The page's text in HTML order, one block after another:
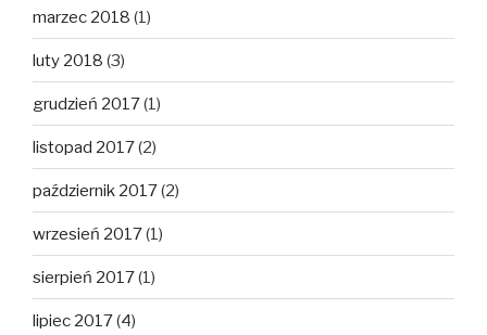
marzec 2018 (1)
luty 2018 (3)
grudzień 2017(1)
listopad 2017(2)
październik 2017(2)
wrzesień 2017(1)
sierpień 2017(1)
lipiec 2017(4)